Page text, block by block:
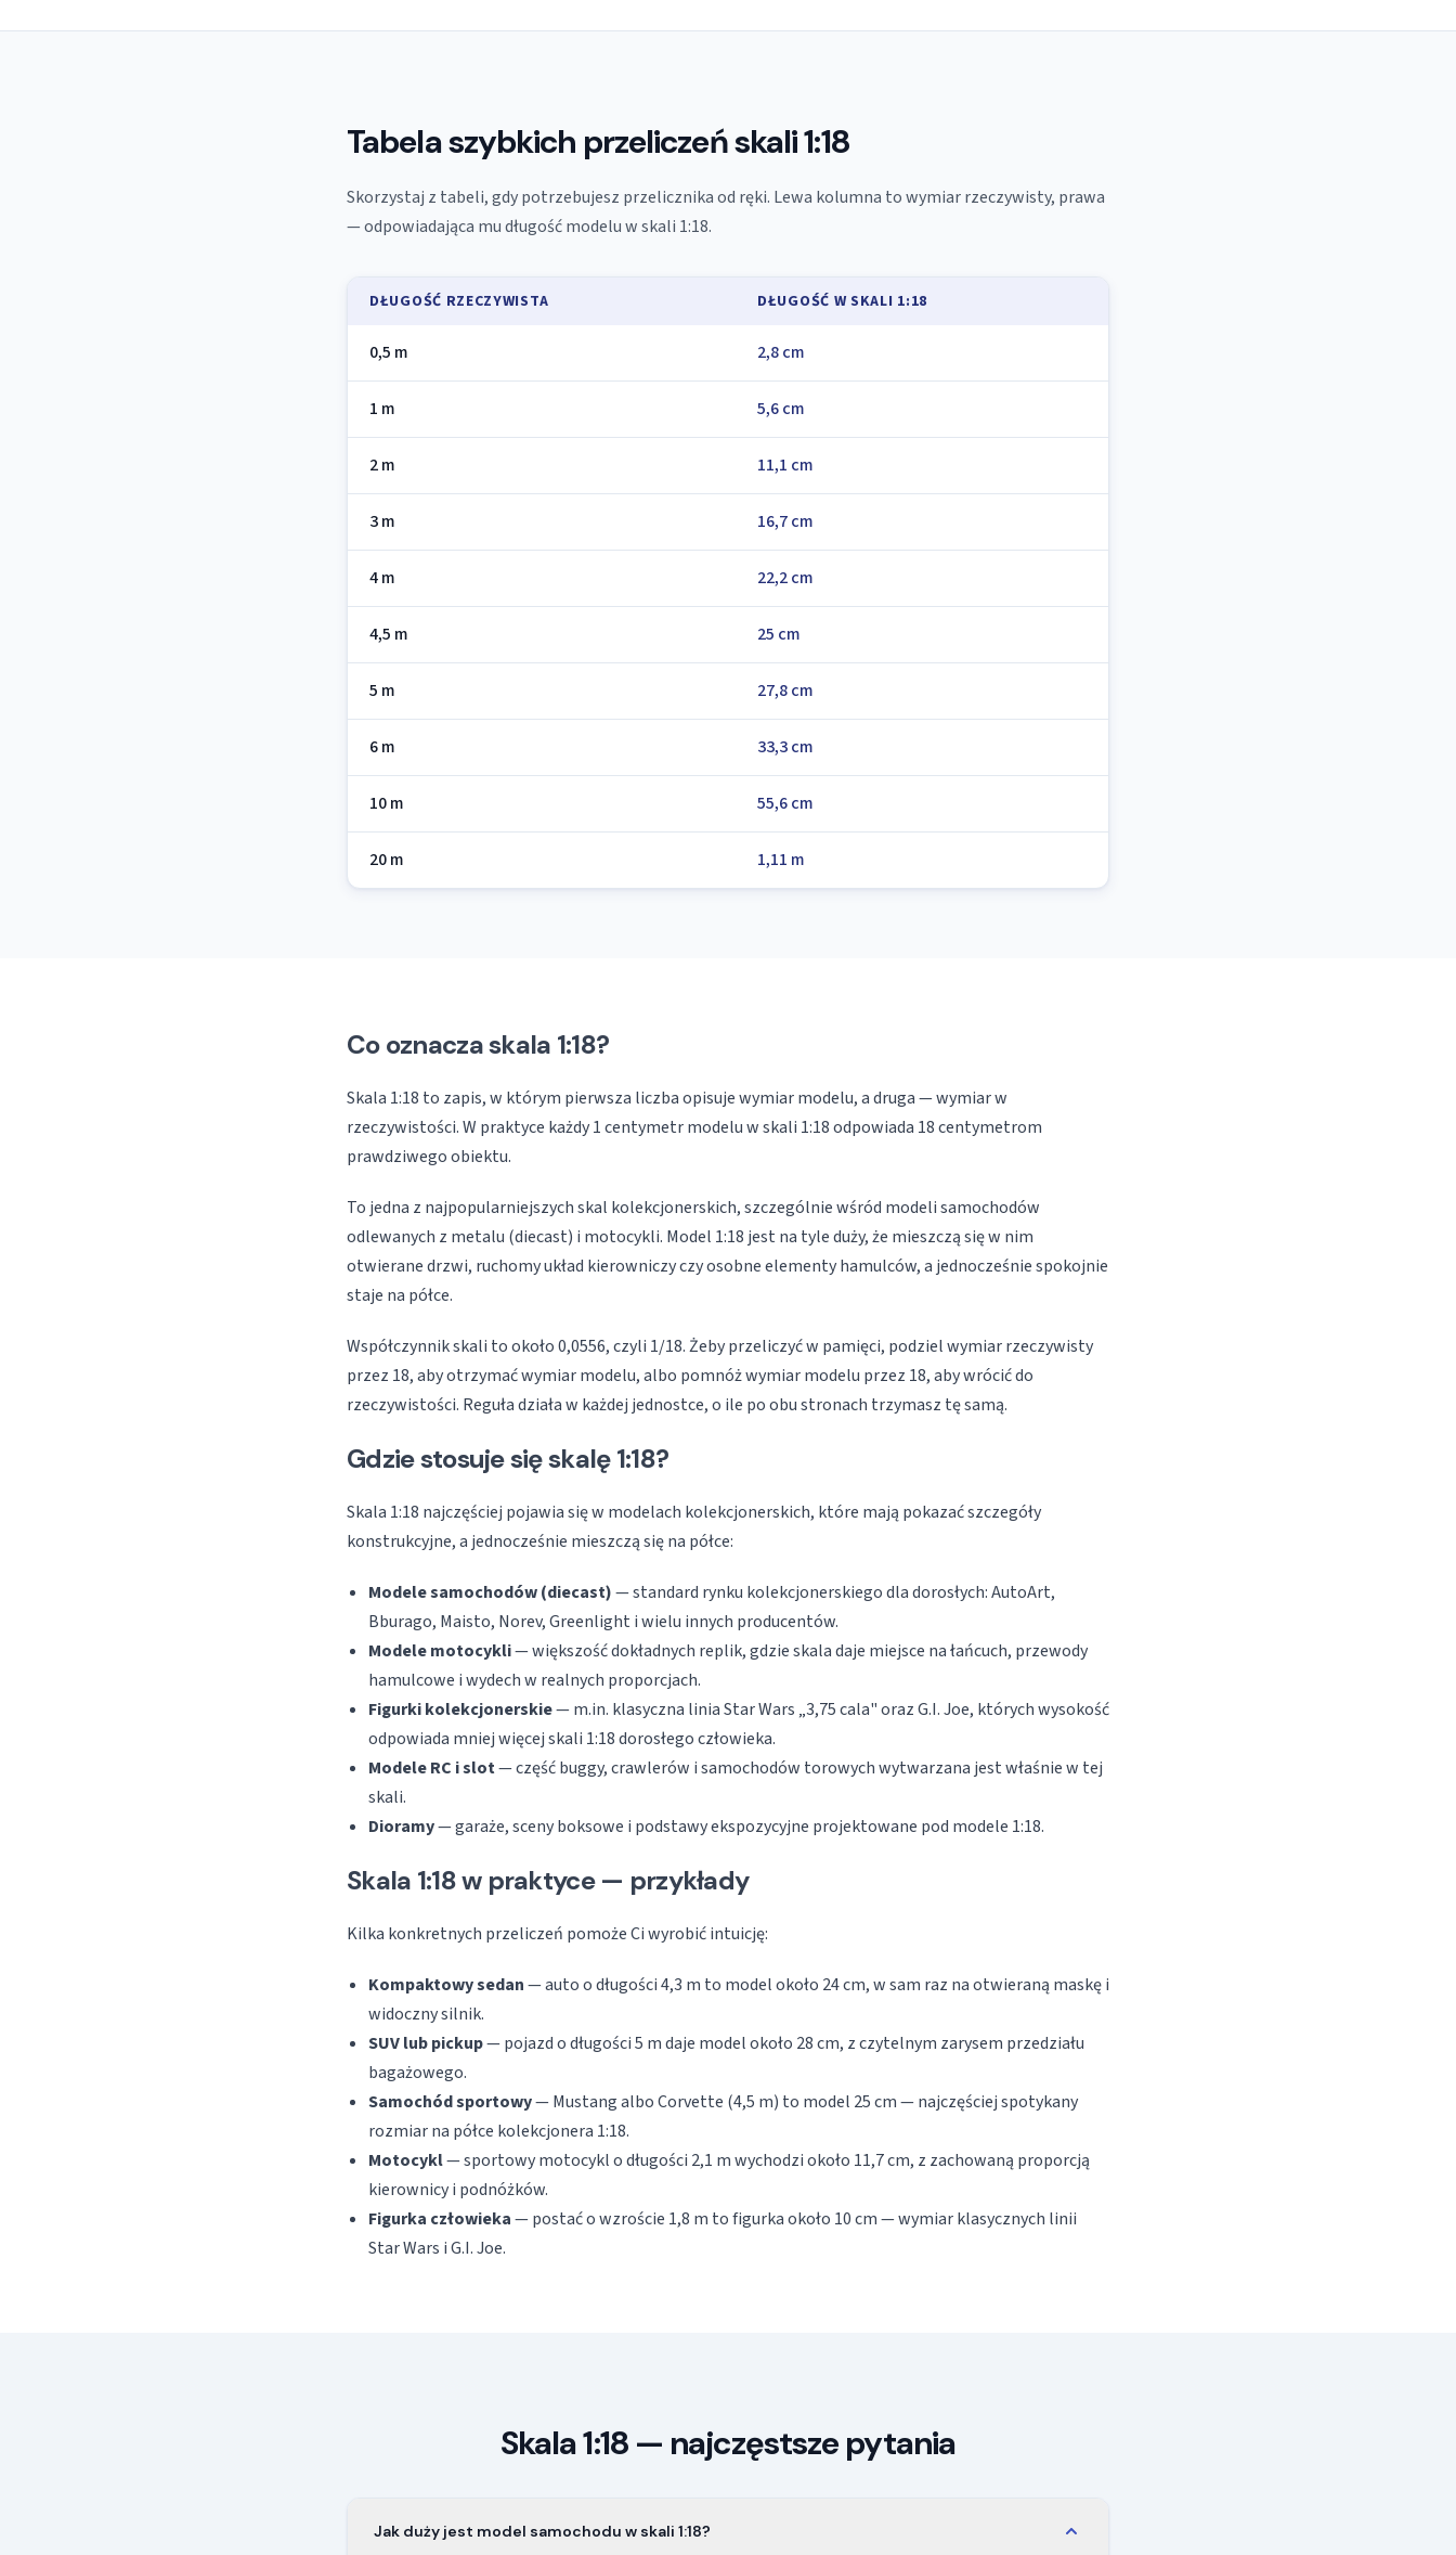
Tabela szybkich przeliczeń skali 1:18
Skorzystaj z tabeli, gdy potrzebujesz przelicznika od ręki. Lewa kolumna to wymiar rzeczywisty, prawa
— odpowiadająca mu długość modelu w skali 1:18.
DŁUGOŚĆ RZECZYWISTA DŁUGOŚĆ W SKALI 1:18
0,5 m 2,8 cm
1 m 5,6 cm
2 m 11,1 cm
3 m 16,7 cm
4 m 22,2 cm
4,5 m 25 cm
5 m 27,8 cm
6 m 33,3 cm
10 m 55,6 cm
20 m 1,11 m
Co oznacza skala 1:18?
Skala 1:18 to zapis, w którym pierwsza liczba opisuje wymiar modelu, a druga — wymiar w
rzeczywistości. W praktyce każdy 1 centymetr modelu w skali 1:18 odpowiada 18 centymetrom
prawdziwego obiektu.
To jedna z najpopularniejszych skal kolekcjonerskich, szczególnie wśród modeli samochodów
odlewanych z metalu (diecast) i motocykli. Model 1:18 jest na tyle duży, że mieszczą się w nim
otwierane drzwi, ruchomy układ kierowniczy czy osobne elementy hamulców, a jednocześnie spokojnie
staje na półce.
Współczynnik skali to około 0,0556, czyli 1/18. Żeby przeliczyć w pamięci, podziel wymiar rzeczywisty
przez 18, aby otrzymać wymiar modelu, albo pomnóż wymiar modelu przez 18, aby wrócić do
rzeczywistości. Reguła działa w każdej jednostce, o ile po obu stronach trzymasz tę samą.
Gdzie stosuje się skalę 1:18?
Skala 1:18 najczęściej pojawia się w modelach kolekcjonerskich, które mają pokazać szczegóły
konstrukcyjne, a jednocześnie mieszczą się na półce:
Modele samochodów (diecast)— standard rynku kolekcjonerskiego dla dorosłych: AutoArt,
Bburago, Maisto, Norev, Greenlight i wielu innych producentów.
Modele motocykli— większość dokładnych replik, gdzie skala daje miejsce na łańcuch, przewody
hamulcowe i wydech w realnych proporcjach.
Figurki kolekcjonerskie— m.in. klasyczna linia Star Wars „3,75 cala" oraz G.I. Joe, których wysokość
odpowiada mniej więcej skali 1:18 dorosłego człowieka.
Modele RC i slot— część buggy, crawlerów i samochodów torowych wytwarzana jest właśnie w tej
skali.
Dioramy— garaże, sceny boksowe i podstawy ekspozycyjne projektowane pod modele 1:18.
Skala 1:18 w praktyce — przykłady
Kilka konkretnych przeliczeń pomoże Ci wyrobić intuicję:
Kompaktowy sedan— auto o długości 4,3 m to model około 24 cm, w sam raz na otwieraną maskę i
widoczny silnik.
SUV lub pickup— pojazd o długości 5 m daje model około 28 cm, z czytelnym zarysem przedziału
bagażowego.
Samochód sportowy— Mustang albo Corvette (4,5 m) to model 25 cm — najczęściej spotykany
rozmiar na półce kolekcjonera 1:18.
Motocykl— sportowy motocykl o długości 2,1 m wychodzi około 11,7 cm, z zachowaną proporcją
kierownicy i podnóżków.
Figurka człowieka— postać o wzroście 1,8 m to figurka około 10 cm — wymiar klasycznych linii
Star Wars i G.I. Joe.
Skala 1:18 — najczęstsze pytania
Jak duży jest model samochodu w skali 1:18?